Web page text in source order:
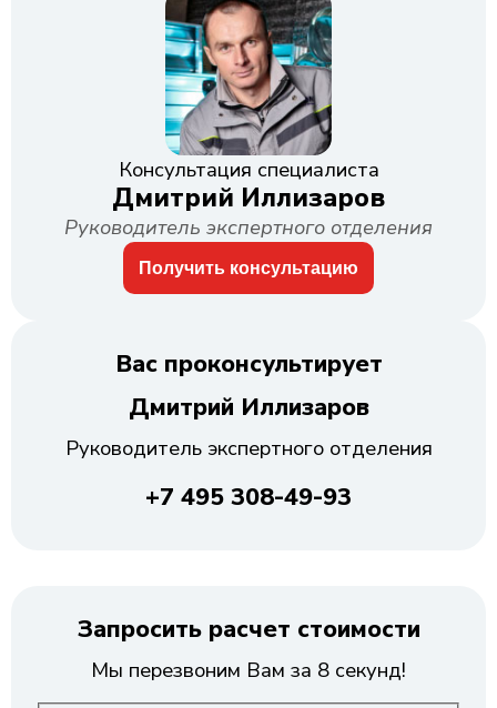
Вас проконсультирует
Дмитрий Иллизаров
Руководитель экспертного отделения
+7 495 308-49-93
Запросить расчет стоимости
Мы перезвоним Вам за 8 секунд!
Консультация специалиста
Дмитрий Иллизаров
Руководитель экспертного отделения
Получить консультацию